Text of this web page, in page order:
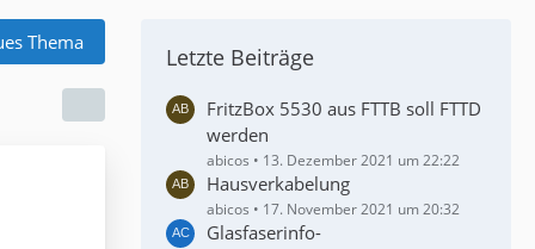
Thema
Letzte Beiträge
FritzBox 5530 aus FTTB soll FTTD
werden
abicos 13. Dezember 2021 um 22:22
Hausverkabelung
abicos 17. November 2021 um 20:32
Glasfaserinfo-